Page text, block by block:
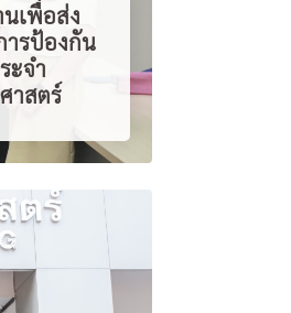
นเพื่อส่ง
ารป้องกัน
ะจำ
าสตร์